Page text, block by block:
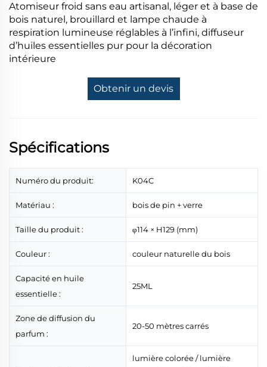
Atomiseur froid sans eau artisanal, léger et à base de
bois naturel, brouillard et lampe chaude à
respiration lumineuse réglables à l’infini, diffuseur
d’huiles essentielles pur pour la décoration
intérieure
Obtenir un devis
Spécifications
Numéro du produit: K04C
Matériau : bois de pin + verre
Taille du produit : φ114 × H129 (mm)
Couleur : couleur naturelle du bois
Capacité en huile
essentielle :
25ML
Zone de diffusion du
parfum :
20-50 mètres carrés
lumière colorée / lumière